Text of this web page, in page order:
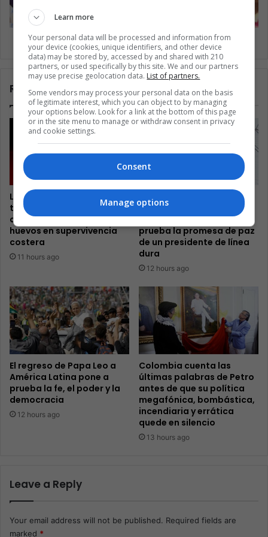
¿En dónde están los lectores?
Related Articles
Las guardianas de
tortugas de El Salvador
convierten el comercio de
huevos en supervivencia
costera
11 hours ago
Colombia observa cómo
excombatientes
desarmados ponen a
prueba la promesa de paz
de un presidente de línea
dura
12 hours ago
El regreso de Papa Leo a
América Latina pone a
prueba la fe, el poder y la
democracia
12 hours ago
Colombia cuenta las
últimas palabras de Petro
antes de que su política
megafónica, bombástica,
incendiaria y errática
quede en silencio
13 hours ago
Leave a Reply
Your email address will not be published. Required fields are
marked *
Learn more
Your personal data will be processed and information from
your device (cookies, unique identifiers, and other device
data) may be stored by, accessed by and shared with 210
partners, or used specifically by this site. We and our partners
may use precise geolocation data. List of partners.
Some vendors may process your personal data on the basis
of legitimate interest, which you can object to by managing
your options below. Look for a link at the bottom of this page
or in the site menu to manage or withdraw consent in privacy
and cookie settings.
Consent
Manage options